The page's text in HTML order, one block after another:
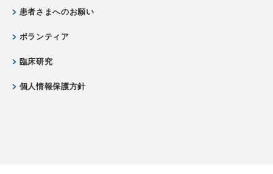
患者さまへのお願い
ボランティア
臨床研究
個人情報保護方針